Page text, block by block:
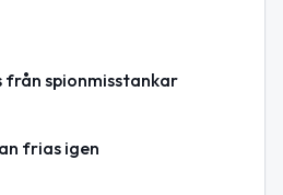
från spionmisstankar
frias igen